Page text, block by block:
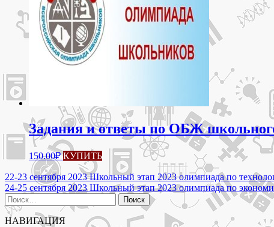
Задания и ответы по ОБЖ
150.00₽ КУПИТЬ
Навигация
по
записям
22-23 сентября 2023 Школьный этап 2023 олимпиада по
24-25 сентября 2023 Школьный этап 2023 олимпиада по
Найти:
НАВИГАЦИЯ